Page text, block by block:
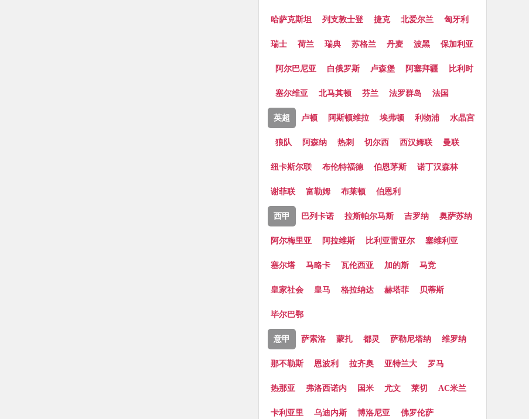
哈萨克斯坦 列支敦士登 捷克 北爱尔兰 匈牙利
瑞士 荷兰 瑞典 苏格兰 丹麦 波黑 保加利亚
阿尔巴尼亚 白俄罗斯 卢森堡 阿塞拜疆 比利时
塞尔维亚 北马其顿 芬兰 法罗群岛 法国
英超 卢顿 阿斯顿维拉 埃弗顿 利物浦 水晶宫
狼队 阿森纳 热刺 切尔西 西汉姆联 曼联
纽卡斯尔联 布伦特福德 伯恩茅斯 诺丁汉森林
谢菲联 富勒姆 布莱顿 伯恩利
西甲 巴列卡诺 拉斯帕尔马斯 吉罗纳 奥萨苏纳
阿尔梅里亚 阿拉维斯 比利亚雷亚尔 塞维利亚
塞尔塔 马略卡 瓦伦西亚 加的斯 马竞
皇家社会 皇马 格拉纳达 赫塔菲 贝蒂斯
毕尔巴鄂
意甲 萨索洛 蒙扎 都灵 萨勒尼塔纳 维罗纳
那不勒斯 恩波利 拉齐奥 亚特兰大 罗马
热那亚 弗洛西诺内 国米 尤文 莱切 AC米兰
卡利亚里 乌迪内斯 博洛尼亚 佛罗伦萨